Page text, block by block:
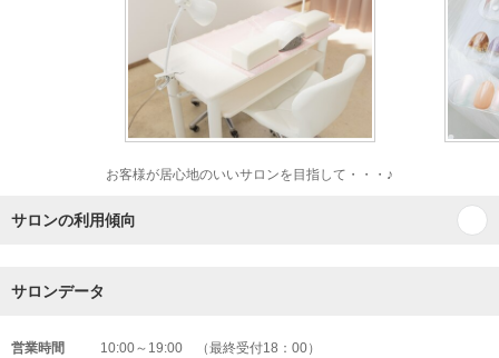
お客様が居心地のいいサロンを目指して・・・♪
サロンの利用傾向
サロンデータ
営業時間 10:00～19:00 （最終受付18：00）